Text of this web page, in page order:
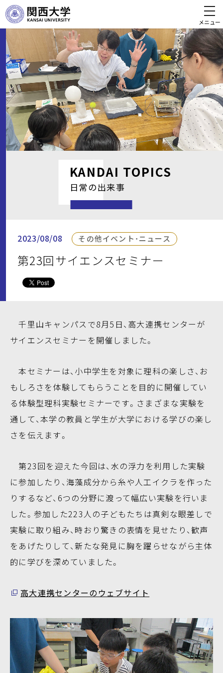
メニュー
KANDAI TOPICS
日常の出来事
2023/08/08 その他イベント・ニュース
第23回サイエンスセミナー
千里山キャンパスで8月5日、高大連携センターが
サイエンスセミナーを開催しました。
本セミナーは、小中学生を対象に理科の楽しさ、お
もしろさを体験してもらうことを目的に開催してい
る体験型理科実験セミナーです。さまざまな実験を
通して、本学の教員と学生が大学における学びの楽し
さを伝えます。
第23回を迎えた今回は、水の浮力を利用した実験
に参加したり、海藻成分から糸や人工イクラを作った
りするなど、6つの分野に渡って幅広い実験を行いま
した。参加した223人の子どもたちは真剣な眼差しで
実験に取り組み、時おり驚きの表情を見せたり、歓声
をあげたりして、新たな発見に胸を躍らせながら主体
的に学びを深めていました。
高大連携センターのウェブサイト